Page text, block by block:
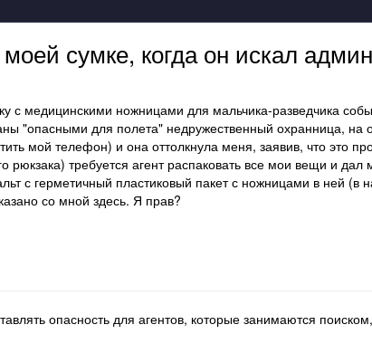
сумке, когда он искал
с медицинскими ножницами для мальчика-разведчика
"опасными для полета" недружественный охранница, на
мой телефон) и она оттолкнула меня, заявив, что это
требуется агент распаковать все мои вещи и
с герметичный пластиковый пакет с ножницами в ней (в
со мной здесь. Я прав?
опасность для агентов, которые занимаются